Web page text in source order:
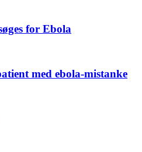
for Ebola
med ebola-mistanke